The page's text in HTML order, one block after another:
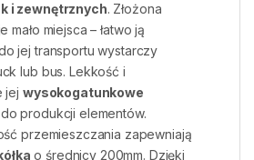
i zewnętrznych. Złożona
mało miejsca – łatwo ją
jej transportu wystarczy
lub bus. Lekkość i
jej wysokogatunkowe
produkcji elementów.
przemieszczania zapewniają
o średnicy 200mm. Dzięki